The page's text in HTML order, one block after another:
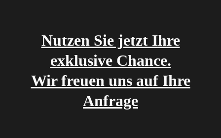
Nutzen Sie jetzt Ihre
exklusive Chance.
Wir freuen uns auf Ihre
Anfrage